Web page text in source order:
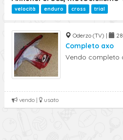
velocità enduro cross trial
Oderzo (TV) |
Completo axo
Vendo completo
vendo | usato